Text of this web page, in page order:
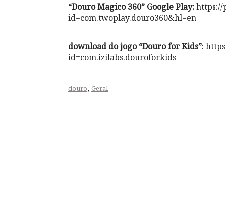
“Douro Magico 360” Google Play:https://
id=com.twoplay.douro360&hl=en
download do jogo “Douro for Kids”:
id=com.izilabs.douroforkids
douro, Geral